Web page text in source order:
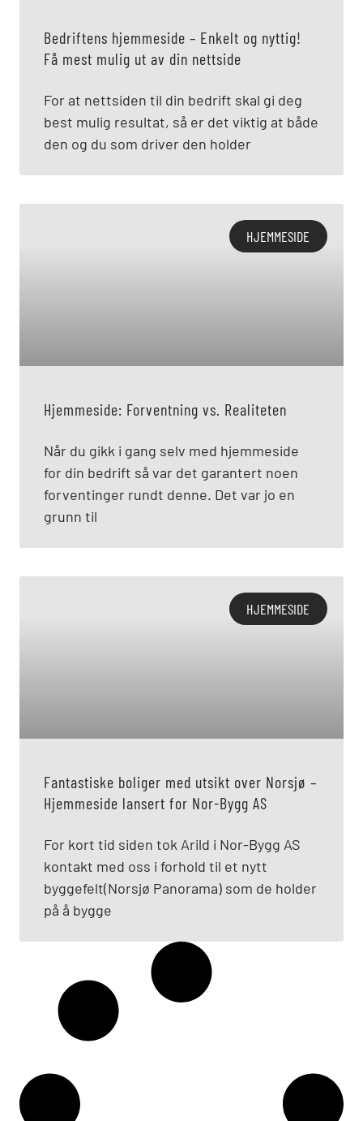
Bedriftens hjemmeside – Enkelt og nyttig!
Få mest mulig ut av din nettside
For at nettsiden til din bedrift skal gi deg
best mulig resultat, så er det viktig at både
den og du som driver den holder
HJEMMESIDE
Hjemmeside: Forventning vs. Realiteten
Når du gikk i gang selv med hjemmeside
for din bedrift så var det garantert noen
forventinger rundt denne. Det var jo en
grunn til
HJEMMESIDE
Fantastiske boliger med utsikt over Norsjø –
Hjemmeside lansert for Nor-Bygg AS
For kort tid siden tok Arild i Nor-Bygg AS
kontakt med oss i forhold til et nytt
byggefelt(Norsjø Panorama) som de holder
på å bygge